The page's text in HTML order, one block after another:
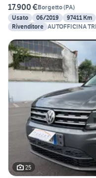
17.900 €Borgetto(PA)
Usato
06/2019 97411 Km
Rivenditore AUTOFFICINA
25